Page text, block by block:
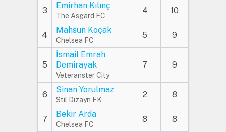
3
Emirhan Kılınç
The Asgard FC
4 10
4
Mahsun Koçak
Chelsea FC
5 9
5
İsmail Emrah
Demirayak
Veteranster City
7 9
6
Sinan Yorulmaz
Stil Dizayn FK
2 8
7
Bekir Arda
Chelsea FC
8 8